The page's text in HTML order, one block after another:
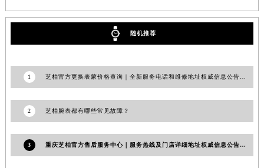
随机推荐
1
2 芝柏腕表都有哪些常见故障？
3 重庆芝柏官方售后服务中心｜服务热线及门店详细地址权威信息公告（2026年7月最新）